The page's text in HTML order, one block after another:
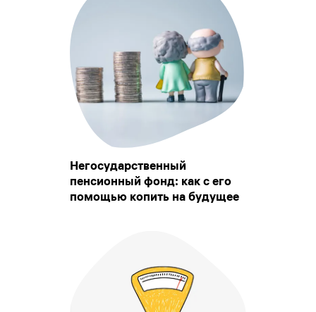
Негосударственный
пенсионный фонд: как с его
помощью копить на будущее